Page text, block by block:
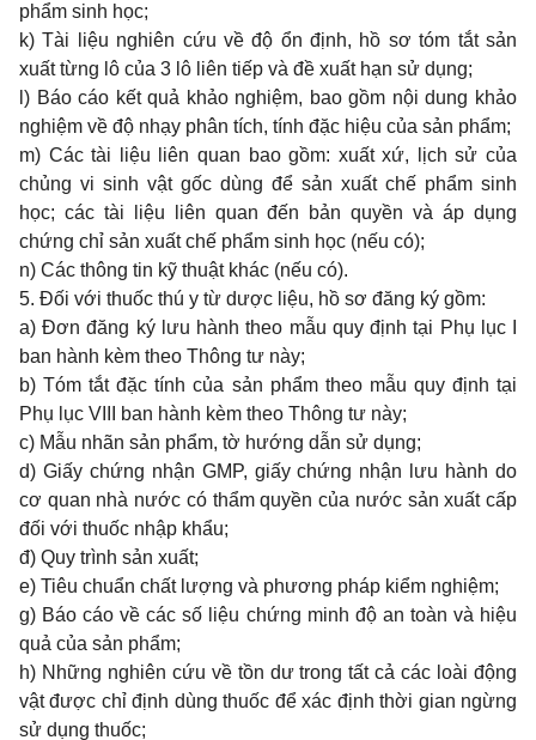
phẩm sinh học;
k) Tài liệu nghiên cứu về độ ổn định, hồ sơ tóm tắt sản
xuất từng lô của 3 lô liên tiếp và đề xuất hạn sử dụng;
l) Báo cáo kết quả khảo nghiệm, bao gồm nội dung khảo
nghiệm về độ nhạy phân tích, tính đặc hiệu của sản phẩm;
m) Các tài liệu liên quan bao gồm: xuất xứ, lịch sử của
chủng vi sinh vật gốc dùng để sản xuất chế phẩm sinh
học; các tài liệu liên quan đến bản quyền và áp dụng
chứng chỉ sản xuất chế phẩm sinh học (nếu có);
n) Các thông tin kỹ thuật khác (nếu có).
5. Đối với thuốc thú y từ dược liệu, hồ sơ đăng ký gồm:
a) Đơn đăng ký lưu hành theo mẫu quy định tại Phụ lục I
ban hành kèm theo Thông tư này;
b) Tóm tắt đặc tính của sản phẩm theo mẫu quy định tại
Phụ lục VIII
ban hành kèm theo Thông tư này;
c) Mẫu nhãn sản phẩm, tờ hướng dẫn sử dụng;
d) Giấy chứng nhận GMP, giấy chứng nhận lưu hành do
cơ quan nhà nước có thẩm quyền của nước sản xuất cấp
đối với thuốc nhập khẩu;
đ) Quy trình sản xuất;
e) Tiêu chuẩn chất lượng và phương pháp kiểm nghiệm;
g) Báo cáo về các số liệu chứng minh độ an toàn và hiệu
quả của sản phẩm;
h) Những nghiên cứu về tồn dư trong tất cả các loài động
vật được chỉ định dùng thuốc để xác định thời gian ngừng
sử dụng thuốc;